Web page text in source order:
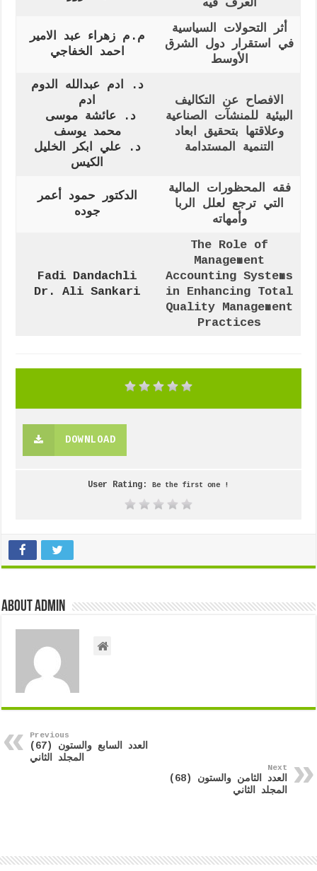
العرف فيه
م.م زهراء عبد الامير
احمد الخفاجي
أثر التحولات السياسية
في استقرار دول الشرق
الأوسط
د. ادم عبدالله الدوم
ادم
محمد يوسف
د. علي ابكر الخليل
الكيس
الافصاح عن التكاليف
البيئية للمنشآت الصناعية
وعلاقتها بتحقيق ابعاد
التنمية المستدامة
الدكتور حمود أعمر
جوده
فقه المحظورات المالية
التي ترجع لعلل الربا
وأمهاته
Fadi Dandachli
Dr. Ali Sankari
The Role of
Management
Accounting Systems
in Enhancing Total
Quality Management
Practices
DOWNLOAD
User Rating:Be the first one !
About admin
Previous
العدد السابع والستون (67)
المجلد الثاني
Next
العدد الثامن والستون (68)
المجلد الثاني